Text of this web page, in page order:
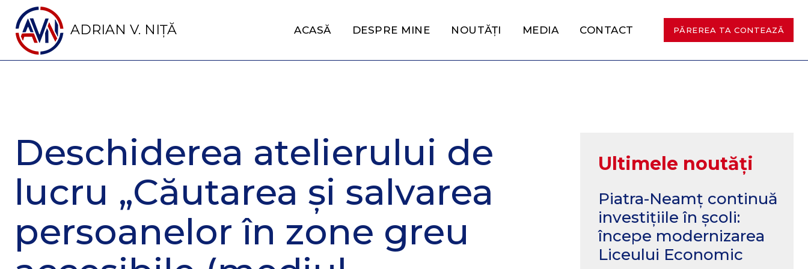
ADRIAN V. NIȚĂ ACASĂ DESPRE MINE NOUTĂȚI MEDIA CONTACT PĂREREA TA CONTEAZĂ
Deschiderea atelierului de
lucru „Căutarea și salvarea
persoanelor în zone greu
Ultimele noutăți
Piatra-Neamț continuă
investițiile în școli:
începe modernizarea
Liceului Economic